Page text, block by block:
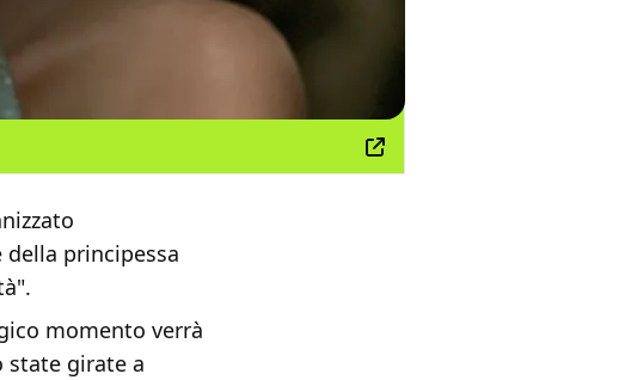
principessa
momento verrà
state girate a